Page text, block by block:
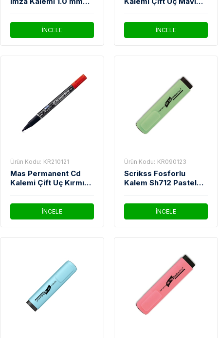
İNCELE İNCELE
Ürün Kodu: KR210121
Mas Permanent Cd
Kalemi Çift Uç Kırmızı
İNCELE
Ürün Kodu: KR090123
Scrikss Fosforlu
Kalem Sh712 Pastel
İNCELE